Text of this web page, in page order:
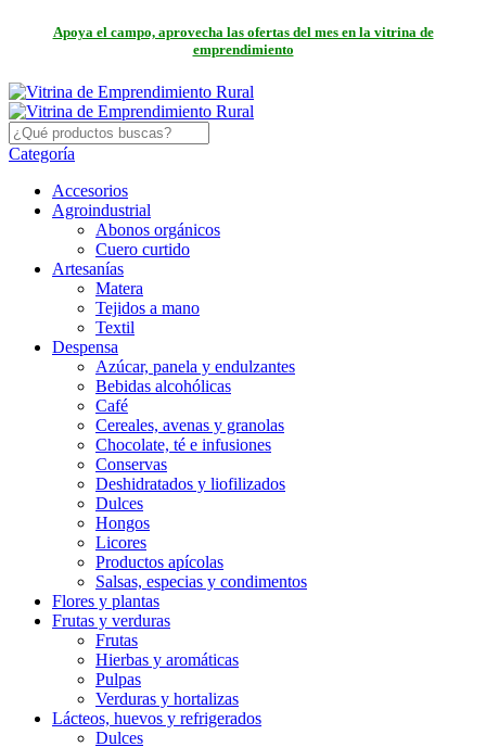
Apoya el campo, aprovecha las ofertas del mes en la vitrina de
emprendimiento
Categoría
Accesorios
Agroindustrial
Abonos orgánicos
Cuero curtido
Artesanías
Matera
Tejidos a mano
Textil
Despensa
Azúcar, panela y endulzantes
Bebidas alcohólicas
Café
Cereales, avenas y granolas
Chocolate, té e infusiones
Conservas
Deshidratados y liofilizados
Dulces
Hongos
Licores
Productos apícolas
Salsas, especias y condimentos
Flores y plantas
Frutas y verduras
Frutas
Hierbas y aromáticas
Pulpas
Verduras y hortalizas
Lácteos, huevos y refrigerados
Dulces